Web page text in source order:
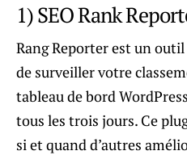
1) SEO Rank
Rang Reporter est un
de surveiller votre
tableau de bord
tous les trois jours. Ce
si et quand d’autres